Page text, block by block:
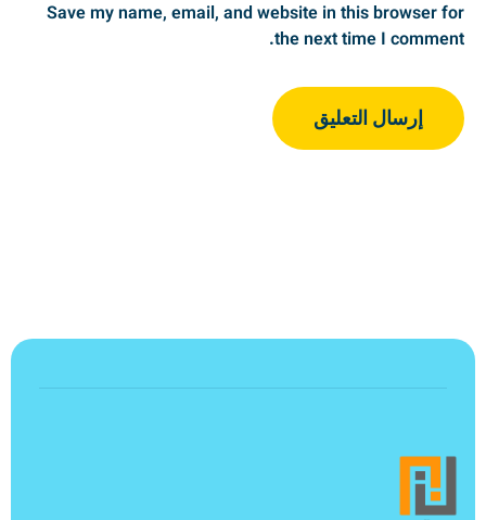
Save my name, email, and website in this browser for
the next time I comment.